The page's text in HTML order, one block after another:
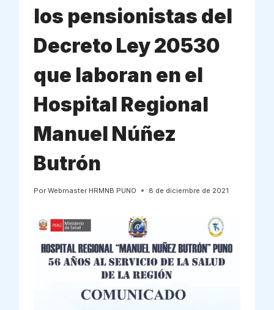
los pensionistas del
Decreto Ley 20530
que laboran en el
Hospital Regional
Manuel Núñez
Butrón
Por Webmaster HRMNB PUNO 8 de diciembre de 2021